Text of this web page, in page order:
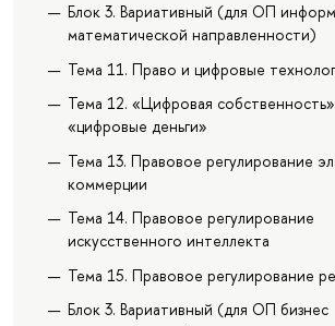
Блок 3. Вариативный (для ОП
математической направленности)
Тема 11. Право и цифровые
Тема 12. «Цифровая
«цифровые деньги»
Тема 13. Правовое регулирование
коммерции
Тема 14. Правовое регулирование
искусственного интеллекта
Тема 15. Правовое регулирование
Блок 3. Вариативный (для ОП бизнес